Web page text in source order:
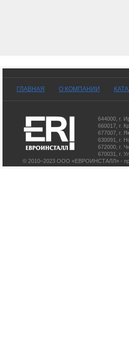
ГЛАВНАЯ О КОМПАНИИ
644000 г.
660017 г.
677007 г.
630091
г.
672000 г.
670031
г.
© 2010–2023 ООО «ЕВРОИНСТАЛЛ» -